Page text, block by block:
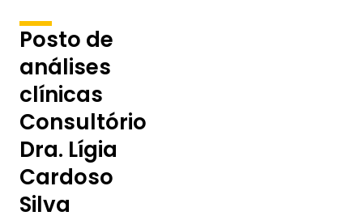
Posto de
análises
clínicas
Consultório
Dra. Lígia
Cardoso
Silva